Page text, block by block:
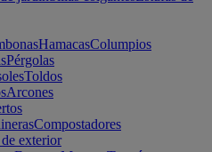
HamacasColumpios
Pérgolas
Toldos
Arcones
Compostadores
exterior